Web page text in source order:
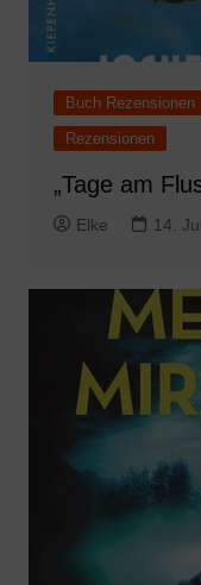
Buch Rezensionen
Rezensionen
„Tage am
Elke 14.